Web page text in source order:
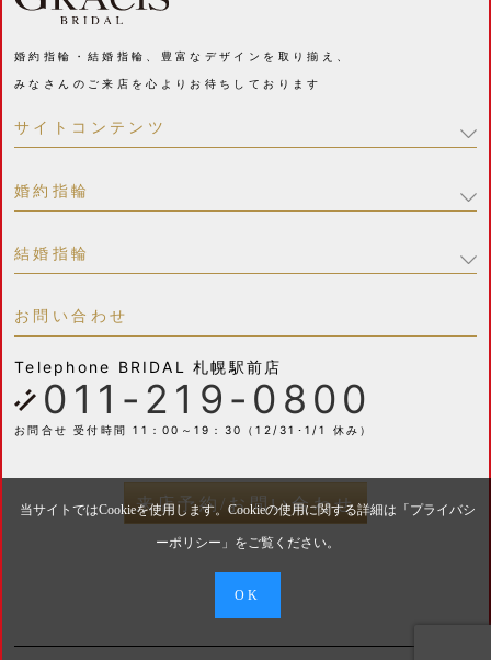
婚約指輪・結婚指輪、豊富なデザインを取り揃え、
みなさんのご来店を心よりお待ちしております
サイトコンテンツ
婚約指輪
結婚指輪
お問い合わせ
Telephone BRIDAL 札幌駅前店
011-219-0800
お問合せ 受付時間 11：00～19：30（12/31･1/1 休み）
来店予約/お問い合わせ
当サイトではCookieを使用します。Cookieの使用に関する詳細は「 プライバシ
ーポリシー 」をご覧ください。
OK